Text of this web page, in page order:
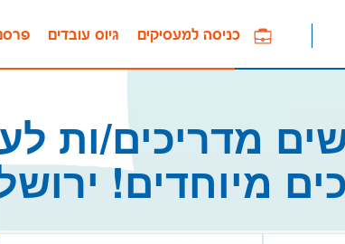
גיוס עובדים כניסה למעסיקים
מדריכים/ות
מיוחדים!